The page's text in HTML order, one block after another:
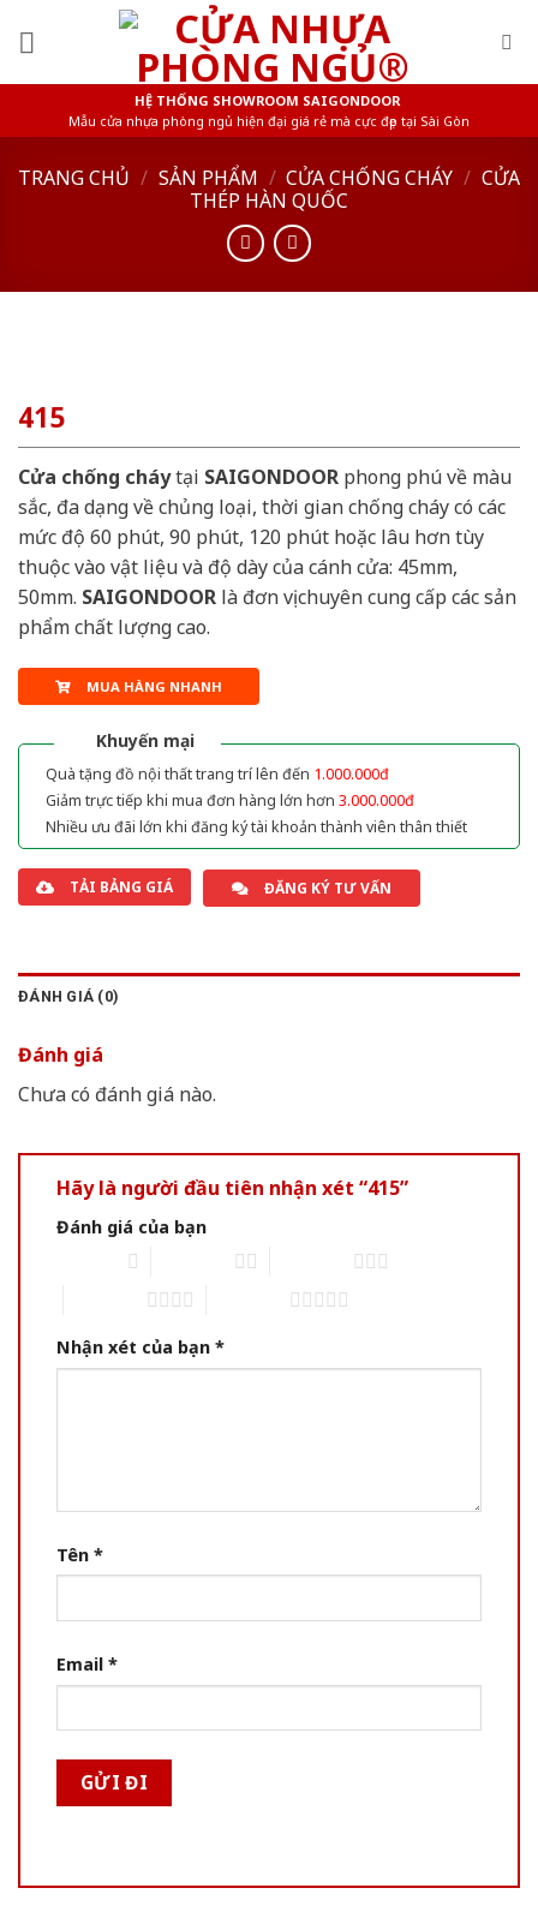
HỆ THỐNG SHOWROOM SAIGONDOOR
Mẫu cửa nhựa phòng ngủ hiện đại giá rẻ mà cực đẹp tại Sài Gòn
TRANG CHỦ / SẢN PHẨM / CỬA CHỐNG CHÁY / CỬA
THÉP HÀN QUỐC
415
Cửa chống cháytại SAIGONDOOR phong phú về màu
sắc, đa dạng về chủng loại, thời gian chống cháy có các
mức độ 60 phút, 90 phút, 120 phút hoặc lâu hơn tùy
thuộc vào vật liệu và độ dày của cánh cửa: 45mm,
50mm. SAIGONDOOR là đơn vị chuyên cung cấp các sản
phẩm chất lượng cao.
MUA HÀNG NHANH
Khuyến mại
Quà tặng đồ nội thất trang trí lên đến 1.000.000đ
Giảm trực tiếp khi mua đơn hàng lớn hơn 3.000.000đ
Nhiều ưu đãi lớn khi đăng ký tài khoản thành viên thân thiết
TẢI BẢNG GIÁ ĐĂNG KÝ TƯ VẤN
ĐÁNH GIÁ (0)
Đánh giá
Chưa có đánh giá nào.
Hãy là người đầu tiên nhận xét “415”
Đánh giá của bạn
Nhận xét của bạn *
Tên *
Email *